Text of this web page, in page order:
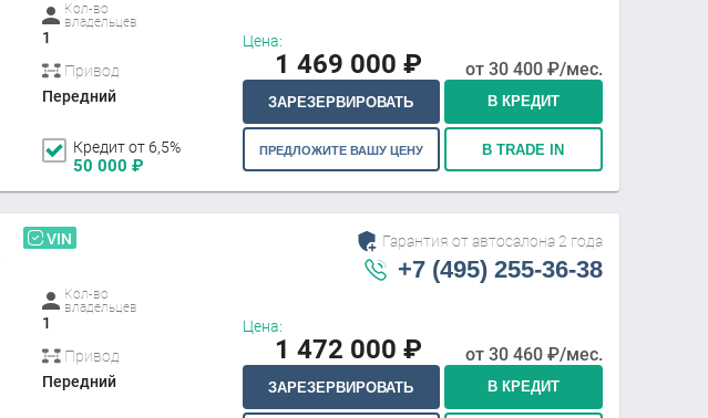
Кол-во
владельцев
1
Привод
Передний
Кредит от 6,5%
50 000 ₽
Цена:
1 469 000 ₽ от 30 400₽/мес.
ЗАРЕЗЕРВИРОВАТЬ В КРЕДИТ
ПРЕДЛОЖИТЕ ВАШУ ЦЕНУ В TRADE IN
VIN
Кол-во
владельцев
1
Привод
Передний
Гарантия от автосалона 2 года
+7 (495) 255-36-38
Цена:
1 472 000 ₽ от 30 460₽/мес.
ЗАРЕЗЕРВИРОВАТЬ В КРЕДИТ